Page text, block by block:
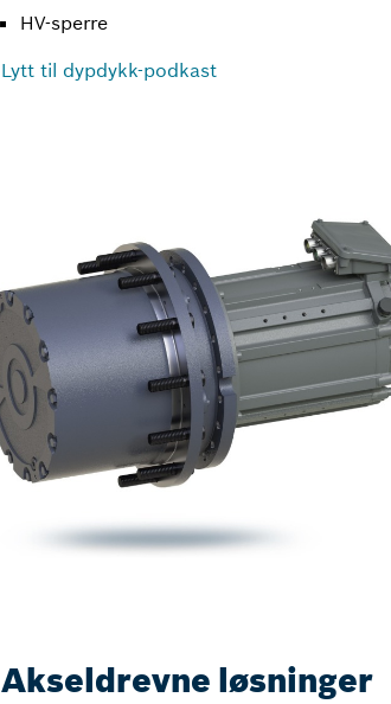
HV-sperre
Lytt til dypdykk-podkast
Akseldrevne løsninger